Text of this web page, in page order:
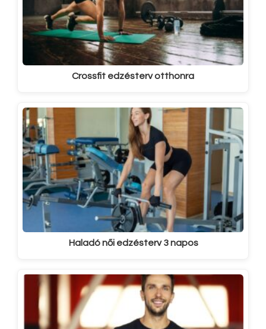
Crossfit edzésterv otthonra
Haladó női edzésterv 3 napos